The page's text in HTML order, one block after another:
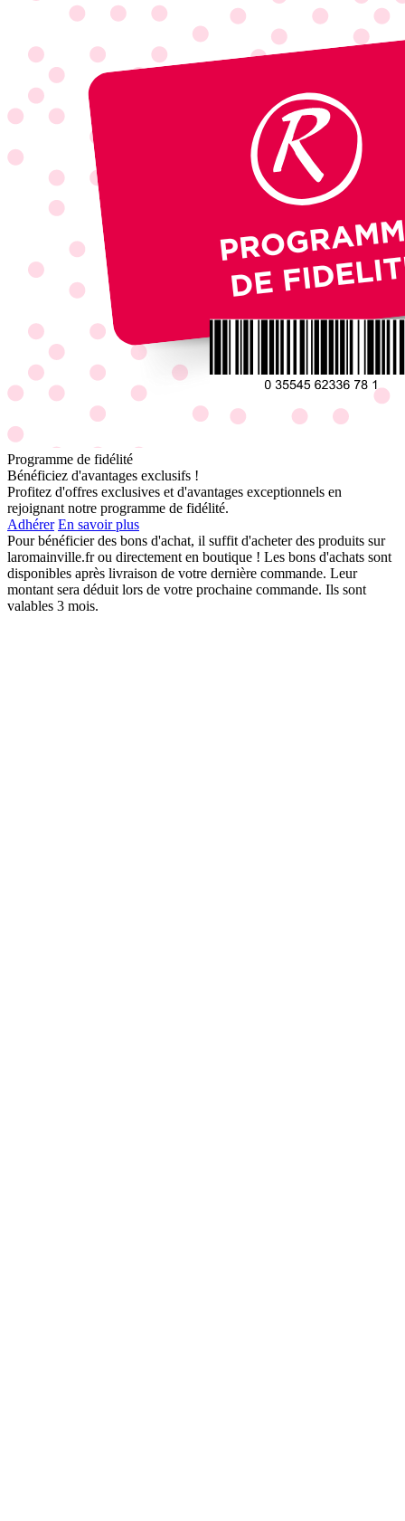
Programme de fidélité
Bénéficiez d'avantages exclusifs !
Profitez d'offres exclusives et d'avantages exceptionnels en
rejoignant notre programme de fidélité.
Adhérer En savoir plus
Pour bénéficier des bons d'achat, il suffit d'acheter des produits sur
laromainville.fr ou directement en boutique ! Les bons d'achats sont
disponibles après livraison de votre dernière commande. Leur
montant sera déduit lors de votre prochaine commande. Ils sont
valables 3 mois.